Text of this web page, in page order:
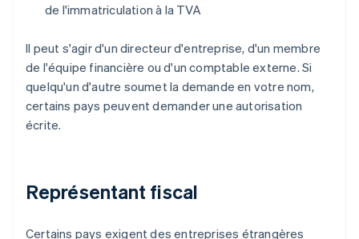
de l'immatriculation à la TVA
Il peut s'agir d'un directeur d'entreprise, d'un membre
de l'équipe financière ou d'un comptable externe. Si
quelqu'un d'autre soumet la demande en votre nom,
certains pays peuvent demander une autorisation
écrite.
Représentant fiscal
Certains pays exigent des entreprises étrangères